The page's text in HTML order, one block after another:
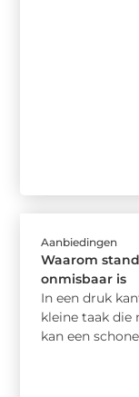
Aanbiedingen
Waarom
onmisbaar is
In een druk
kleine taak die
kan een